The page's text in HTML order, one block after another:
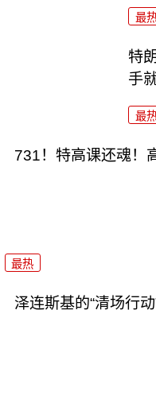
最
特
手
最
731！特高课还魂！
最热
泽连斯基的“清场行